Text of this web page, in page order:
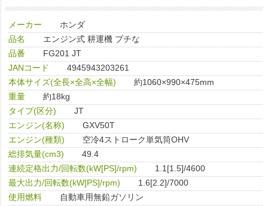
メーカー
ホンダ
品名
エンジン式 耕運機 プチな
品番
FG201 JT
JANコード
4945943203261
本体サイズ(全長×全高×全幅)
約1060×990×475mm
重量
約18kg
タイプ(区分)
JT
エンジン(名称)
GXV50T
エンジン(種類)
空冷4ストローク単気筒OHV
総排気量(cm3)
49.4
連続定格出力/回転数(kW[PS]/rpm)
1.1[1.5]/4600
最大出力/回転数(kW[PS]/rpm)
1.6[2.2]/7000
使用燃料
自動車用無鉛ガソリン